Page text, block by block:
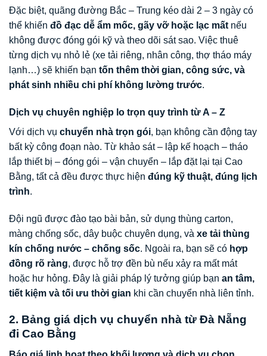
Đặc biệt, quãng đường Bắc – Trung kéo dài 2 – 3 ngày có
thể khiến đồ đạc dễ ẩm mốc, gãy vỡ hoặc lạc mất nếu
không được đóng gói kỹ và theo dõi sát sao. Việc thuê
từng dịch vụ nhỏ lẻ (xe tải riêng, nhân công, thợ tháo máy
lạnh…) sẽ khiến bạn tốn thêm thời gian, công sức, và
phát sinh nhiều chi phí không lường trước.
Dịch vụ chuyên nghiệp lo trọn quy trình từ A – Z
Với dịch vụ chuyển nhà trọn gói, bạn không cần động tay
bất kỳ công đoạn nào. Từ khảo sát – lập kế hoạch – tháo
lắp thiết bị – đóng gói – vận chuyển – lắp đặt lại tại Cao
Bằng, tất cả đều được thực hiện đúng kỹ thuật, đúng lịch
trình.
Đội ngũ được đào tạo bài bản, sử dụng thùng carton,
màng chống sốc, dây buộc chuyên dụng, và xe tải thùng
kín chống nước – chống sốc. Ngoài ra, bạn sẽ có hợp
đồng rõ ràng, được hỗ trợ đền bù nếu xảy ra mất mát
hoặc hư hỏng. Đây là giải pháp lý tưởng giúp bạn an tâm,
tiết kiệm và tối ưu thời gian khi cần chuyển nhà liên tỉnh.
2. Bảng giá dịch vụ chuyển nhà từ Đà Nẵng
đi Cao Bằng